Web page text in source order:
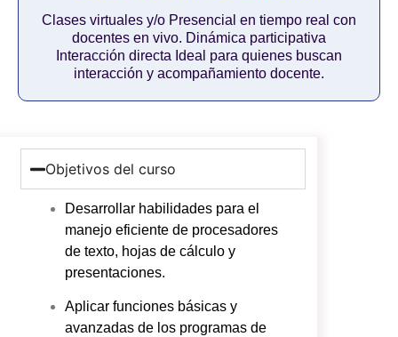
Clases virtuales y/o Presencial en tiempo real con
docentes en vivo. Dinámica participativa
Interacción directa Ideal para quienes buscan
interacción y acompañamiento docente.
Objetivos del curso
Desarrollar habilidades para el
manejo eficiente de procesadores
de texto, hojas de cálculo y
presentaciones.
Aplicar funciones básicas y
avanzadas de los programas de